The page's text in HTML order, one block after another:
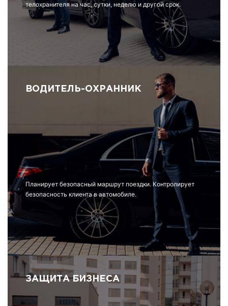
телохранителя на час, сутки, неделю и другой срок.
ВОДИТЕЛЬ-ОХРАННИК
Планирует безопасный маршрут поездки. Контролирует
безопасность клиента в автомобиле.
ЗАЩИТА БИЗНЕСА